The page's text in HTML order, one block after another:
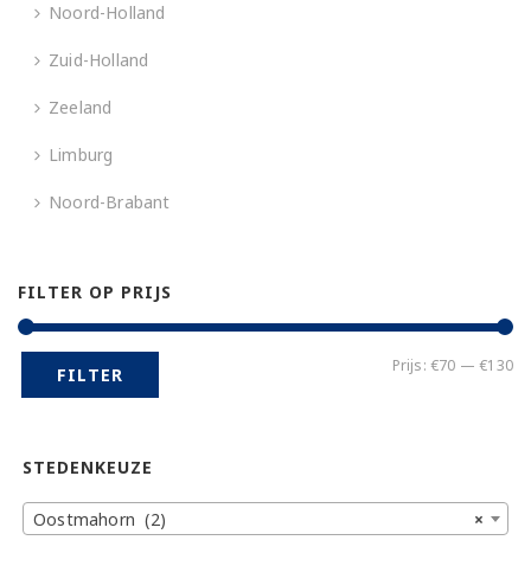
Noord-Holland
Zuid-Holland
Zeeland
Limburg
Noord-Brabant
FILTER OP PRIJS
FILTER Prijs: €70 —€130
STEDENKEUZE
×
Oostmahorn (2)